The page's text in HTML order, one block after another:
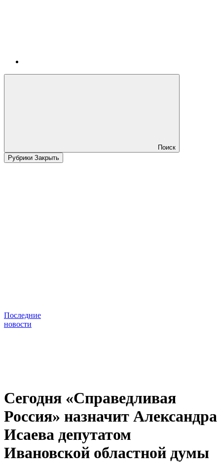
Поиск
Рубрики Закрыть
Последние
новости
Сегодня «Справедливая
Россия» назначит Александра
Исаева депутатом
Ивановской областной думы